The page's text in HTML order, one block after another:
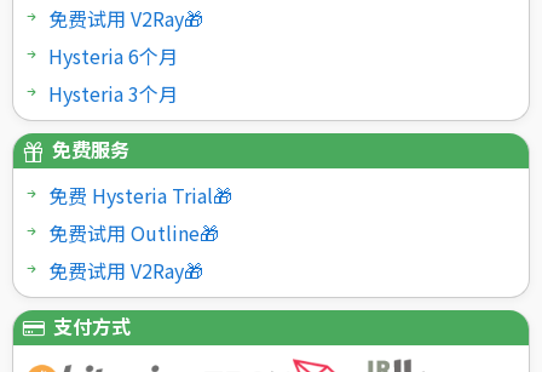
免费试用 V2Ray🎁
Hysteria 6个月
Hysteria 3个月
免费服务
免费 Hysteria Trial🎁
免费试用 Outline🎁
免费试用 V2Ray🎁
支付方式